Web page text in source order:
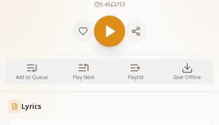
5:45
753
Add to Queue Play Next Playlist Save Offline
Lyrics